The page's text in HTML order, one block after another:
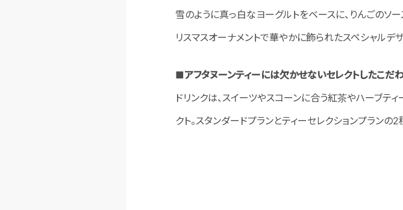
雪のように真っ白なヨーグルトをベースに、りんごのソ
リスマスオーナメントで華やかに飾られたスペシャルデザ
■アフタヌーンティーには欠かせないセレクトしたこだ
ドリンクは、スイーツやスコーンに合う紅茶やハーブテ
クト。スタンダードプランとティーセレクションプラン